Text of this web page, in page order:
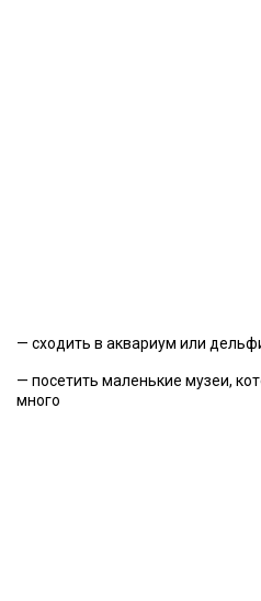
— сходить в аквариум или
— посетить маленькие музеи,
много